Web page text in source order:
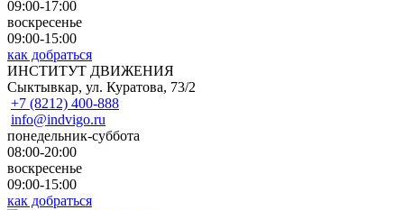
09:00-17:00
воскресенье
09:00-15:00
как добраться
ИНСТИТУТ ДВИЖЕНИЯ
Сыктывкар, ул. Куратова, 73/2
+7 (8212) 400-888
info@indvigo.ru
понедельник-суббота
08:00-20:00
воскресенье
09:00-15:00
как добраться